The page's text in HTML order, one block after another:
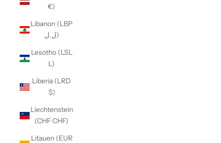
€)
Libanon (LBP
ل.ل)
Lesotho (LSL
L)
Liberia (LRD
$)
Liechtenstein
(CHF CHF)
Litauen (EUR